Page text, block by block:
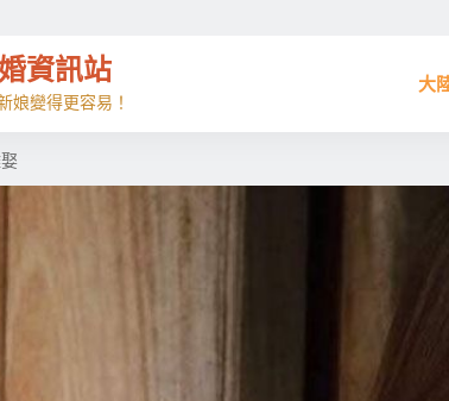
資訊站
娘變得更容易！
大